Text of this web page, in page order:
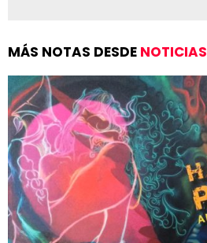
MÁS NOTAS DESDE NOTICIAS